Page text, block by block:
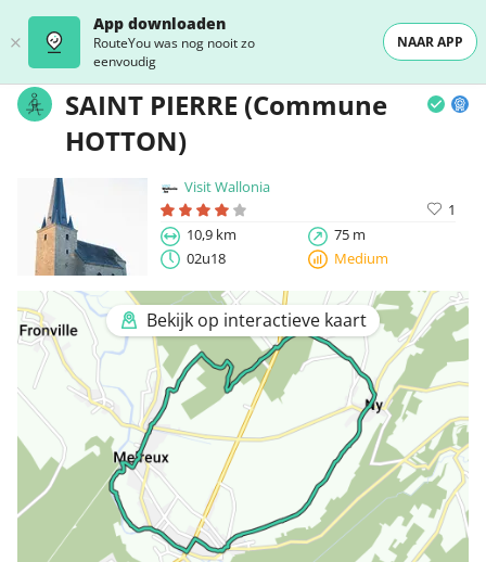
App downloaden
RouteYou was nog nooit zo
eenvoudig
NAAR APP
SAINT PIERRE (Commune
HOTTON)
Visit Wallonia
1
10,9 km
75 m
02u18
Medium
Bekijk op interactieve kaart